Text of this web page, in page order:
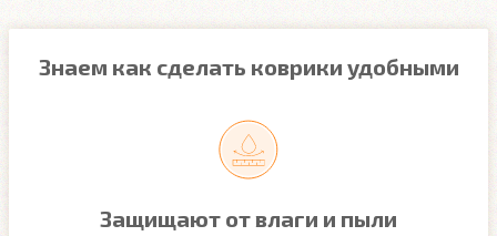
Знаем как сделать коврики удобными
Защищают от влаги и пыли